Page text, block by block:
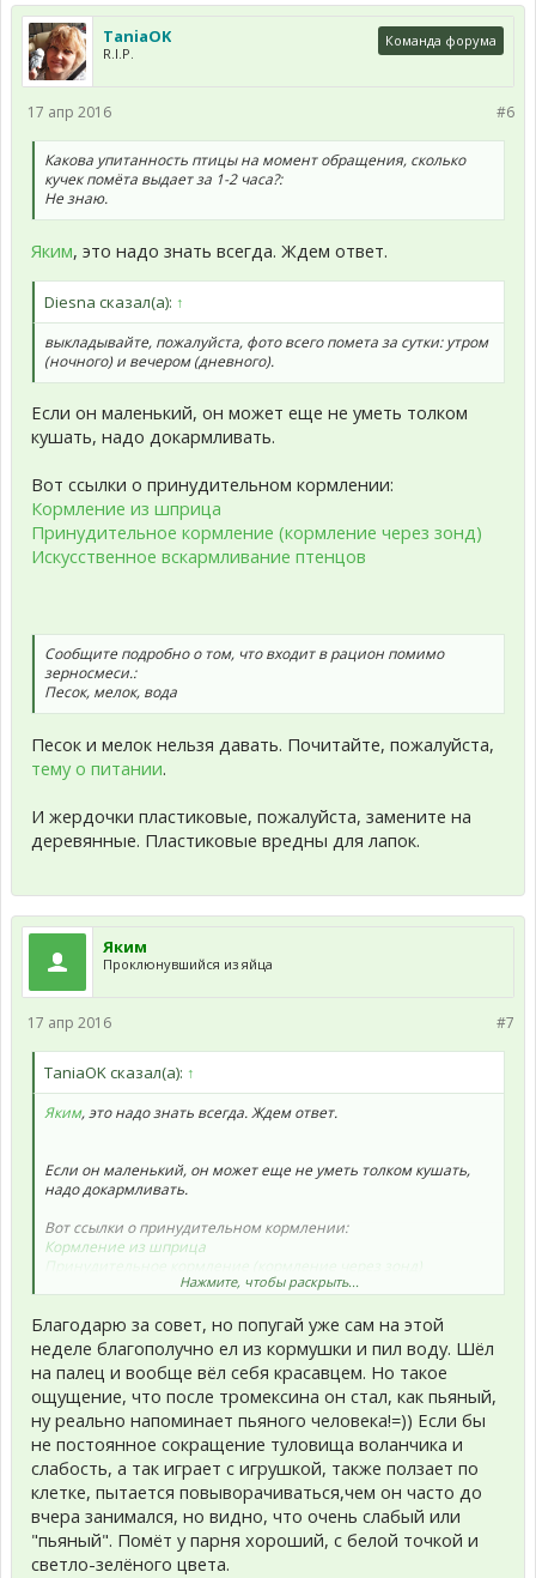
TaniaOK
R.I.P.
Команда форума
#6
17 апр 2016
Какова упитанность птицы на момент обращения, сколько
кучек помёта выдает за 1-2 часа?:
Не знаю.
Яким, это надо знать всегда. Ждем ответ.
Diesna сказал(а): ↑
выкладывайте, пожалуйста, фото всего помета за сутки: утром
(ночного) и вечером (дневного).
Если он маленький, он может еще не уметь толком
кушать, надо докармливать.
Вот ссылки о принудительном кормлении:
Кормление из шприца
Принудительное кормление (кормление через зонд)
Искусственное вскармливание птенцов
Сообщите подробно о том, что входит в рацион помимо
зерносмеси.:
Песок, мелок, вода
Песок и мелок нельзя давать. Почитайте, пожалуйста,
тему о питании.
И жердочки пластиковые, пожалуйста, замените на
деревянные. Пластиковые вредны для лапок.
Яким
Проклюнувшийся из яйца
#7
17 апр 2016
TaniaOK сказал(а): ↑
Яким, это надо знать всегда. Ждем ответ.
Если он маленький, он может еще не уметь толком кушать,
надо докармливать.
Вот ссылки о принудительном кормлении:
Кормление из шприца
Принудительное кормление (кормление через зонд)
Искусственное вскармливание птенцов
Песок и мелок нельзя давать. Почитайте, пожалуйста,тему о
питании
И жердочки пластиковые, пожалуйста, замените на
деревянные. Пластиковые вредны для лапок.
Нажмите, чтобы раскрыть...
Благодарю за совет, но попугай уже сам на этой
неделе благополучно ел из кормушки и пил воду. Шёл
на палец и вообще вёл себя красавцем. Но такое
ощущение, что после тромексина он стал, как пьяный,
ну реально напоминает пьяного человека!=)) Если бы
не постоянное сокращение туловища воланчика и
слабость, а так играет с игрушкой, также ползает по
клетке, пытается повыворачиваться,чем он часто до
вчера занимался, но видно, что очень слабый или
"пьяный". Помёт у парня хороший, с белой точкой и
светло-зелёного цвета.